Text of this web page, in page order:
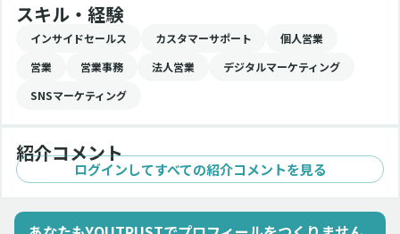
スキル・経験
インサイドセールス カスタマーサポート
個人営業
営業
営業事務 法人営業
デジタルマーケティング
SNSマーケティング
紹介コメント
ログインしてすべての紹介コメントを見る